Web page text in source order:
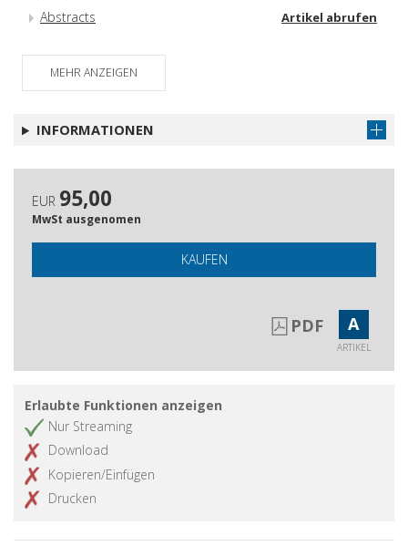
Abstracts Artikel abrufen
MEHR ANZEIGEN
INFORMATIONEN
EUR 95,00
MwSt ausgenomen
KAUFEN
PDF A
ARTIKEL
Erlaubte Funktionen anzeigen
Nur Streaming
Download
Kopieren/Einfügen
Drucken